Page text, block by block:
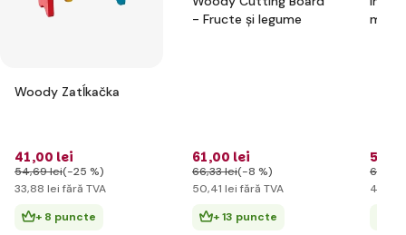
Woody Zatĺkačka
41,00 lei
54,69 lei(-25 %)
33,88 lei fără TVA
+ 8 puncte
- Fructe și legume
61,00 lei
66,33 lei(-8 %)
50,41 lei fără TVA
+ 13 puncte
51
66
42